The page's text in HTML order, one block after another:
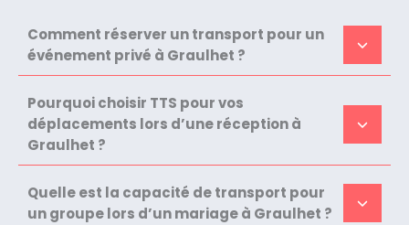
Comment réserver un transport pour un
événement privé à Graulhet ?
Pourquoi choisir TTS pour vos
déplacements lors d’une réception à
Graulhet ?
Quelle est la capacité de transport pour
un groupe lors d’un mariage à Graulhet ?